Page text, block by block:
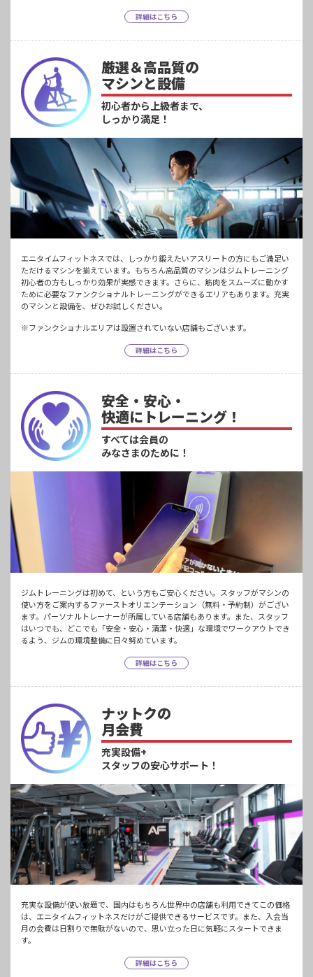
詳細はこちら
厳選＆高品質の
マシンと設備
初心者から上級者まで、
しっかり満足！
エニタイムフィットネスでは、しっかり鍛えたいアスリートの方にもご満足い
ただけるマシンを揃えています。もちろん高品質のマシンはジムトレーニング
初心者の方もしっかり効果が実感できます。さらに、筋肉をスムーズに動かす
ために必要なファンクショナルトレーニングができるエリアもあります。充実
のマシンと設備を、ぜひお試しください。
※ファンクショナルエリアは設置されていない店舗もございます。
詳細はこちら
安全・安心・
快適にトレーニング！
すべては会員の
みなさまのために！
ジムトレーニングは初めて、という方もご安心ください。スタッフがマシンの
使い方をご案内するファーストオリエンテーション（無料・予約制）がござい
ます。パーソナルトレーナーが所属している店舗もあります。また、スタッフ
はいつでも、どこでも「安全・安心・清潔・快適」な環境でワークアウトでき
るよう、ジムの環境整備に日々努めています。
詳細はこちら
ナットクの
月会費
充実設備+
スタッフの安心サポート！
充実な設備が使い放題で、国内はもちろん世界中の店舗も利用できてこの価格
は、エニタイムフィットネスだけがご提供できるサービスです。また、入会当
月の会費は日割りで無駄がないので、思い立った日に気軽にスタートできま
す。
詳細はこちら